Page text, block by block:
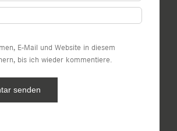
E-Mail und Website in diesem
bis ich wieder kommentiere.